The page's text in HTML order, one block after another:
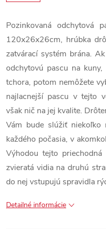
Pozinkovaná odchytová
120x26x26cm, hrúbka
zatvárací systém brána.
odchytovú pascu na
tchora, potom nemôžete
najlacnejší pascu v tejto
však nič na jej kvalite.
Vám bude slúžiť
každého počasia, v
Výhodou tejto
zvieratá vidia na druhú
do nej vstupujú spravidla
Detailné informácie